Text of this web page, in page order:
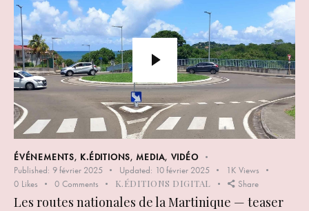
ÉVÉNEMENTS, K.ÉDITIONS,MEDIA, VIDÉO
Published: 9 février 2025 Updated: 10 février 2025 1K Views
0 Likes 0 Comments K.ÉDITIONS DIGITAL Share
Les routes nationales de la Martinique — teaser